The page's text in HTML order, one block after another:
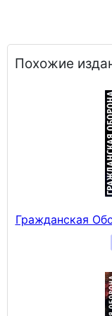
Похожие
Гражданская